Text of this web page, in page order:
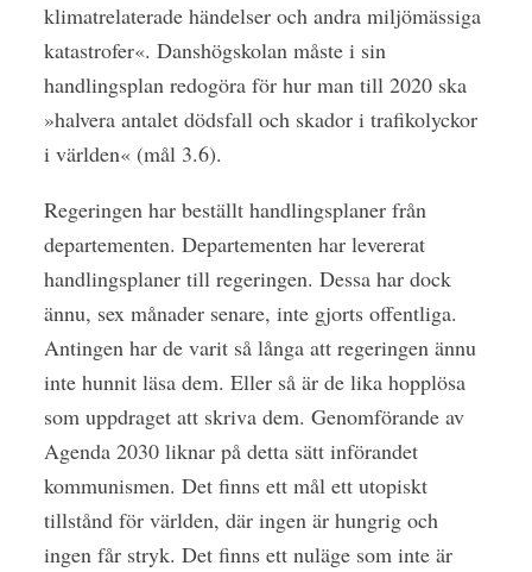
klimatrelaterade händelser och andra miljömässiga
katastrofer«. Danshögskolan måste i sin
handlingsplan redogöra för hur man till 2020 ska
»halvera antalet dödsfall och skador i trafikolyckor
i världen« (mål 3.6).
Regeringen har beställt handlingsplaner från
departementen. Departementen har levererat
handlingsplaner till regeringen. Dessa har dock
ännu, sex månader senare, inte gjorts offentliga.
Antingen har de varit så långa att regeringen ännu
inte hunnit läsa dem. Eller så är de lika hopplösa
som uppdraget att skriva dem. Genomförande av
Agenda 2030 liknar på detta sätt införandet
kommunismen. Det finns ett mål ett utopiskt
tillstånd för världen, där ingen är hungrig och
ingen får stryk. Det finns ett nuläge som inte är